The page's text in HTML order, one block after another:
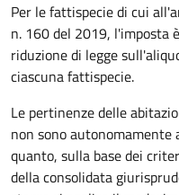
Per le fattispecie di cui
n. 160 del 2019, l'imposta
riduzione di legge
ciascuna fattispecie.
Le pertinenze delle
non sono autonomamente
quanto, sulla base dei
della consolidata